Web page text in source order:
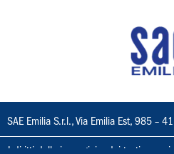
SAE Emilia S.r.l., Via Emilia Est, 985 –
I diritti delle immagini e dei testi sono